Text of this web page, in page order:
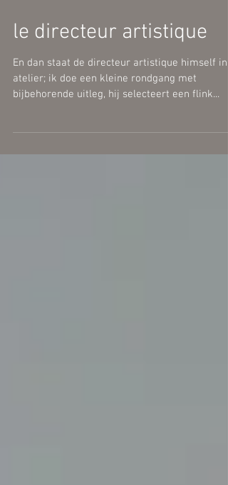
le directeur artistique
En dan staat de directeur artistique himself in
bijbehorende uitleg, hij selecteert een flink...